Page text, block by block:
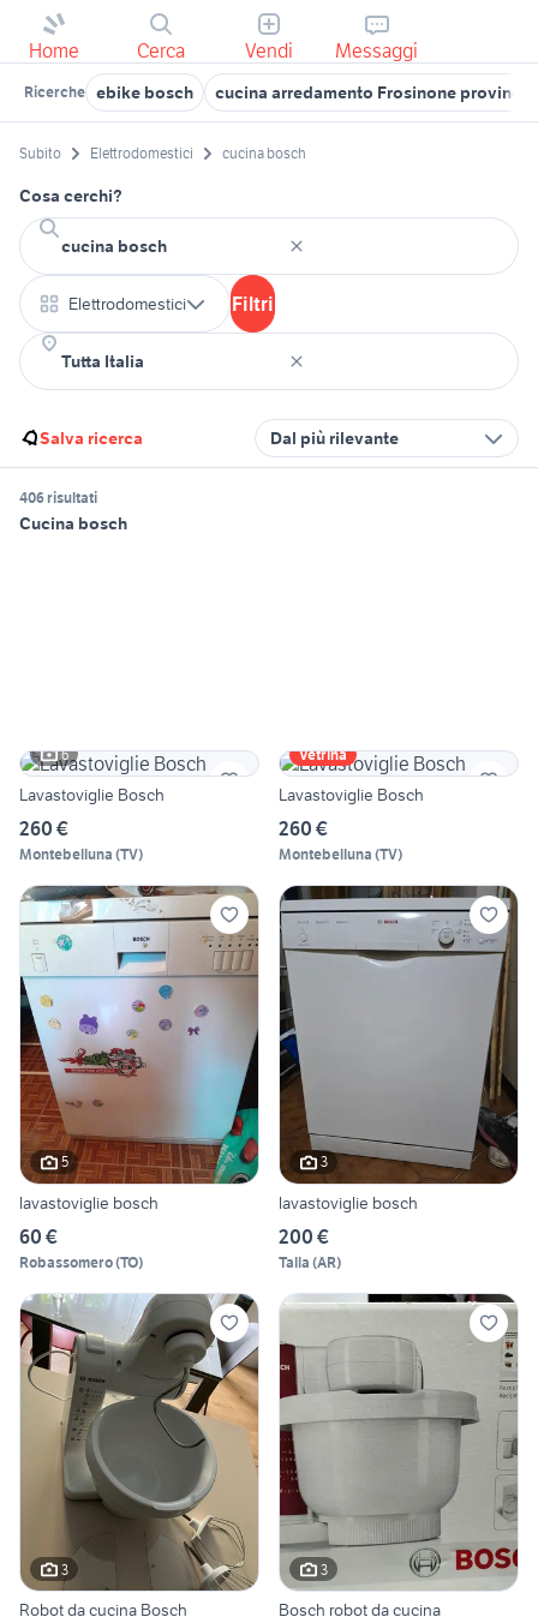
Home Cerca Vendi Messaggi
Ricerche ebike bosch cucina arredamento Frosinone provincia
Subito Elettrodomestici cucina bosch
Cosa cerchi?
Elettrodomestici Filtri
Salva ricerca Dal più rilevante
406 risultati
Cucina bosch
6
Lavastoviglie Bosch
260 €
Montebelluna (TV)
Vetrina
Lavastoviglie Bosch
260 €
Montebelluna (TV)
5
lavastoviglie bosch
60 €
Robassomero(TO)
3
lavastoviglie bosch
200 €
Talla (AR)
3
Robot da cucina Bosch
3
Bosch robot da cucina